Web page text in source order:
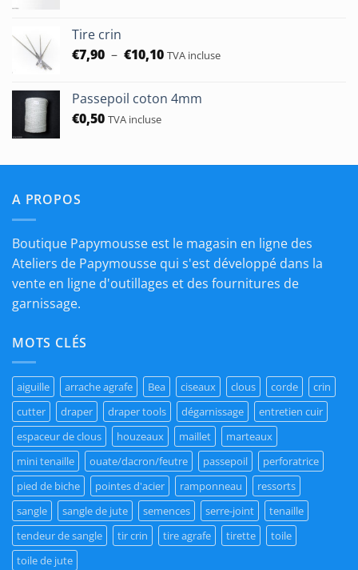
Tire crin
€7,90 – €10,10Plage
€7,90
TVA incluse
Passepoil coton 4mm
€0,50 TVA incluse
A PROPOS
Boutique Papymousse est le magasin en ligne des
Ateliers de Papymousse qui s'est développé dans la
vente en ligne d'outillages et des fournitures de
garnissage.
MOTS CLÉS
aiguille arrache agrafe Bea ciseaux clous corde
crin
cutter
draper draper tools dégarnissage
entretien cuir
espaceur de clous
houzeaux maillet
marteaux
mini tenaille
ouate/dacron/feutre passepoil
perforatrice
pied de biche
pointes d'acier ramponneau
ressorts
sangle
sangle de jute semences serre-joint
tenaille
tendeur de sangle
tir crin tire agrafe tirette
toile
toile de jute